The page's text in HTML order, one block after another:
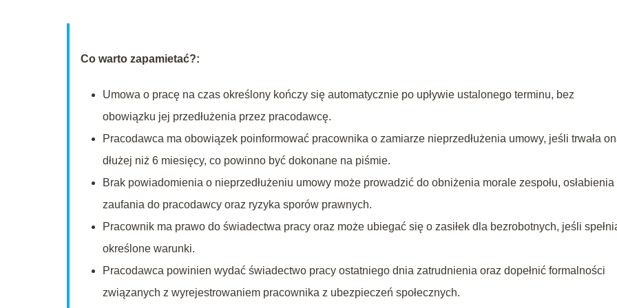
Co warto zapamietać?:
Umowa o pracę na czas określony kończy się automatycznie po upływie ustalonego terminu, bez
obowiązku jej przedłużenia przez pracodawcę.
Pracodawca ma obowiązek poinformować pracownika o zamiarze nieprzedłużenia umowy, jeśli trwała
dłużej niż 6 miesięcy, co powinno być dokonane na piśmie.
Brak powiadomienia o nieprzedłużeniu umowy może prowadzić do obniżenia morale zespołu, osłabienia
zaufania do pracodawcy oraz ryzyka sporów prawnych.
Pracownik ma prawo do świadectwa pracy oraz może ubiegać się o zasiłek dla bezrobotnych, jeśli
określone warunki.
Pracodawca powinien wydać świadectwo pracy ostatniego dnia zatrudnienia oraz dopełnić formalności
związanych z wyrejestrowaniem pracownika z ubezpieczeń społecznych.